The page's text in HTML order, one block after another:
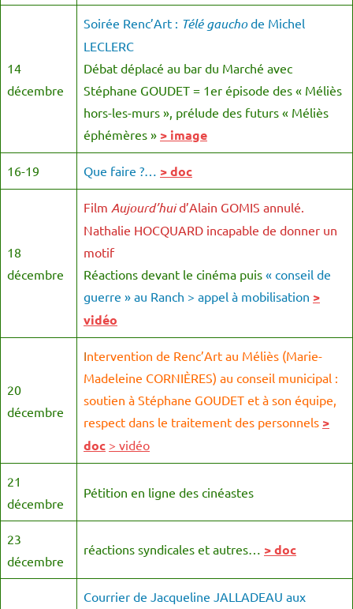
14
décembre
Soirée Renc’Art : Télé gauchode Michel
LECLERC
Débat déplacé au bar du Marché avec
Stéphane GOUDET = 1er épisode des « Méliès
hors-les-murs », prélude des futurs « Méliès
éphémères » > image
16-19 Que faire ?… > doc
18
décembre
Film Aujourd’huid’Alain GOMIS annulé.
Nathalie HOCQUARD incapable de donner un
motif
Réactions devant le cinéma puis « conseil de
guerre » au Ranch > appel à mobilisation >
vidéo
20
décembre
Intervention de Renc’Art au Méliès (Marie-
Madeleine CORNIÈRES) au conseil municipal :
soutien à Stéphane GOUDET et à son équipe,
respect dans le traitement des personnels >
doc > vidéo
21
décembre
Pétition en ligne des cinéastes
23
décembre
réactions syndicales et autres… > doc
Courrier de Jacqueline JALLADEAU aux